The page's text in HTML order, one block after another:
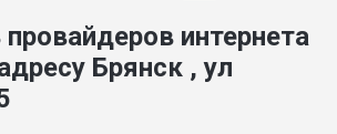
интернета
Брянск , ул